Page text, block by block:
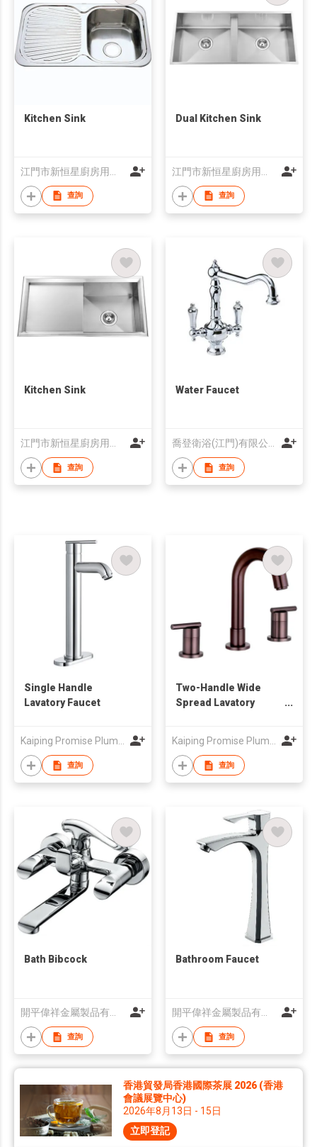
Kitchen Sink
查詢
Dual Kitchen Sink
查詢
Kitchen Sink
查詢
Water Faucet
查詢
Single Handle
Lavatory Faucet
查詢
Two-Handle Wide
Spread Lavatory
查詢
Bath Bibcock
開平偉祥金屬製品有限公司
查詢
Bathroom Faucet
開平偉祥金屬製品有限公司
查詢
香港貿發局香港國際茶展 2026 (香港
會議展覽中心)
2026年8月13日 - 15日
立即登記